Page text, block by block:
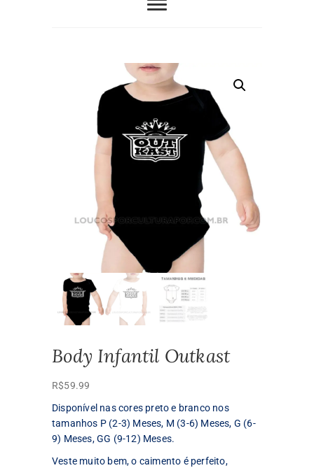
Body Infantil Outkast
R$59.99
Disponível nas cores preto e branco nos
tamanhos P (2-3) Meses, M (3-6) Meses, G (6-
9) Meses, GG (9-12) Meses.
Veste muito bem, o caimento é perfeito,